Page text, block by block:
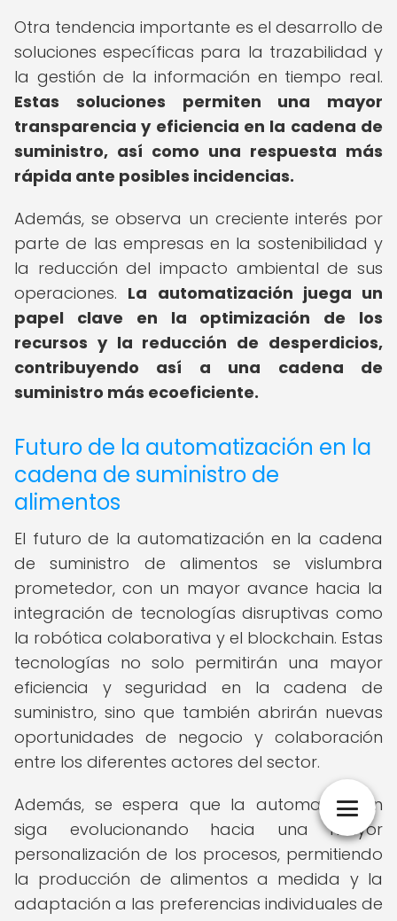
Otra tendencia importante es el desarrollo de
soluciones específicas para la trazabilidad y
la gestión de la información en tiempo real.
Estas soluciones permiten una mayor
transparencia y eficiencia en la cadena de
suministro, así como una respuesta más
rápida ante posibles incidencias.
Además, se observa un creciente interés por
parte de las empresas en la sostenibilidad y
la reducción del impacto ambiental de sus
operaciones. La automatización juega un
papel clave en la optimización de los
recursos y la reducción de desperdicios,
contribuyendo así a una cadena de
suministro más ecoeficiente.
Futuro de la automatización en la
cadena de suministro de
alimentos
El futuro de la automatización en la cadena
de suministro de alimentos se vislumbra
prometedor, con un mayor avance hacia la
integración de tecnologías disruptivas como
la robótica colaborativa y el blockchain. Estas
tecnologías no solo permitirán una mayor
eficiencia y seguridad en la cadena de
suministro, sino que también abrirán nuevas
oportunidades de negocio y colaboración
entre los diferentes actores del sector.
Además, se espera que la automatización
siga evolucionando hacia una mayor
personalización de los procesos, permitiendo
la producción de alimentos a medida y la
adaptación a las preferencias individuales de